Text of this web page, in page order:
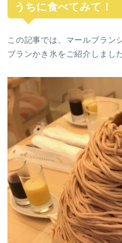
うちに食べてみて！
この記事では、マールブラン
ブランかき氷をご紹介しまし